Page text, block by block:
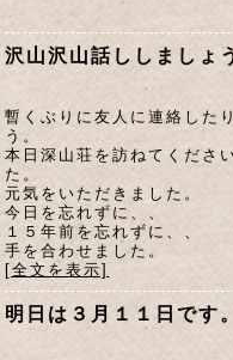
沢山沢山話ししましょ
暫くぶりに友人に連絡した
う。
本日深山荘を訪ねてくださ
た。
元気をいただきました。
今日を忘れずに、、
１５年前を忘れずに、、
手を合わせました。
[全文を表示]
明日は３月１１日です。